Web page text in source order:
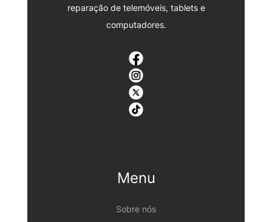
reparação de telemóveis, tablets e
computadores.
Menu
Sobre nós